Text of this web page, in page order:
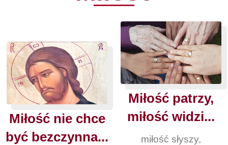
Miłość nie chce
być bezczynna...
Miłość patrzy,
miłość widzi...
miłość słyszy,